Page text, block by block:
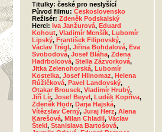
Titulky: české pro neslyšící
Původ filmu: Československo
Režisér: Zdeněk Podskalský
Herci: Iva Janžurová, Eduard
Kohout, Vladimír Menšík, Lubomír
Lipský, František Filipovský,
Václav Trégl, Jiřina Bohdalová, Eva
Svobodová, Josef Bláha, Zdena
Hadrbolcová, Stella Zázvorková,
Jitka Zelenohorská, Lubomír
Kostelka, Josef Hlinomaz, Helena
Růžičková, Pavel Landovský,
Otakar Brousek, Vladimír Hrubý,
Jiří Lír, Josef Beyvl, Luděk Kopřiva,
Zdeněk Hodr, Darja Hajská,
Vítězslav Černý, Juraj Herz, Alena
Karešová, Milan Chladil, Václav
Štekl, Stanislava Bartošová,